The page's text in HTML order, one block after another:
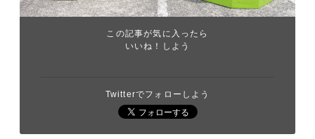
この記事が気に入ったら
いいね！しよう
Twitterでフォローしよう